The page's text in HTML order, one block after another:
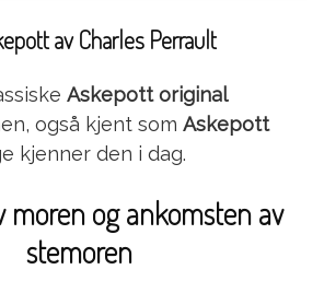
av Charles Perrault
Askepott original
også kjent som Askepott
kjenner den i dag.
og ankomsten av
stemoren